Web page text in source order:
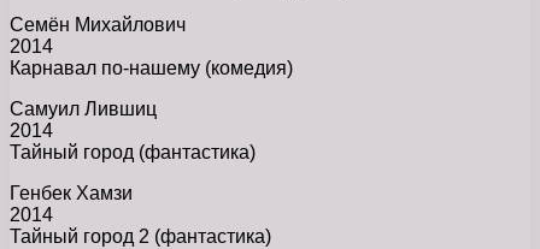
Семён Михайлович
2014
Карнавал по-нашему (комедия)
Самуил Лившиц
2014
Тайный город (фантастика)
Генбек Хамзи
2014
Тайный город 2 (фантастика)